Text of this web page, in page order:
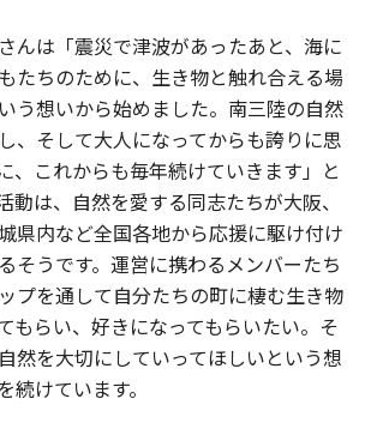
んは「震災で津波があったあと、海に
たちのために、生き物と触れ合える場
う想いから始めました。南三陸の自然
、そして大人になってからも誇りに思
、これからも毎年続けていきます」と
動は、自然を愛する同志たちが大阪、
県内など全国各地から応援に駆け付け
そうです。運営に携わるメンバーたち
プを通して自分たちの町に棲む生き物
もらい、好きになってもらいたい。そ
然を大切にしていってほしいという想
続けています。